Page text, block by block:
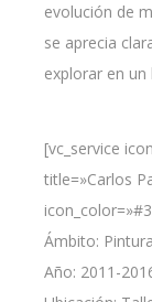
evolución de
se aprecia
explorar en
[vc_service
title=»Carlos
Ámbito: Pintura
Año: 2011-